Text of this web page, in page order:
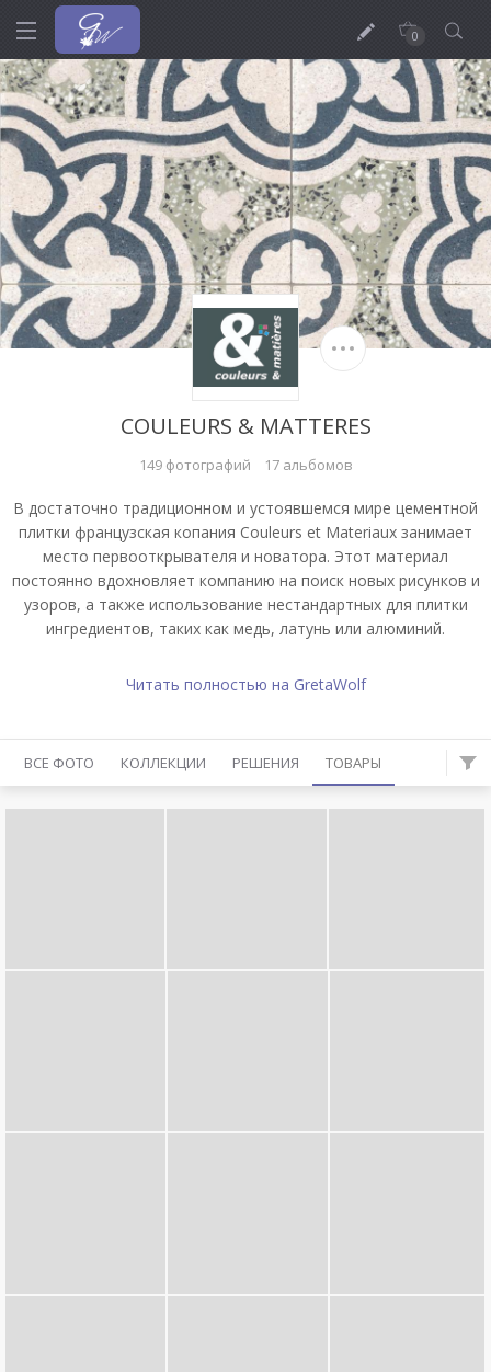
0
COULEURS & MATTERES
149 фотографий 17 альбомов
В достаточно традиционном и устоявшемся мире цементной
плитки французская копания Couleurs et Materiaux занимает
место первооткрывателя и новатора. Этот материал
постоянно вдохновляет компанию на поиск новых рисунков и
узоров, а также использование нестандартных для плитки
ингредиентов, таких как медь, латунь или алюминий.
Читать полностью на GretaWolf
ВСЕ ФОТО КОЛЛЕКЦИИ РЕШЕНИЯ ТОВАРЫ